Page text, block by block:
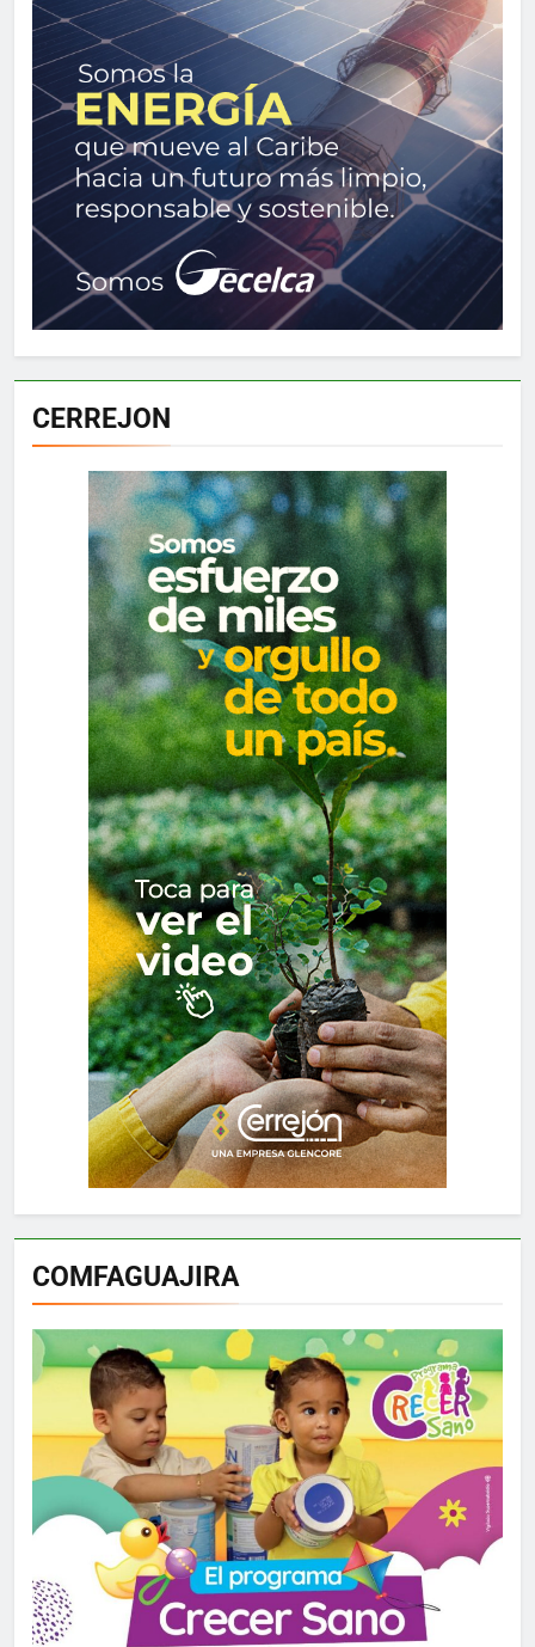
CERREJON
COMFAGUAJIRA